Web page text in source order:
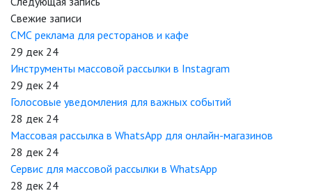
Свежие записи
СМС реклама для ресторанов и кафе
29 дек 24
Инструменты массовой рассылки в Instagram
29 дек 24
Голосовые уведомления для важных событий
28 дек 24
Массовая рассылка в WhatsApp для онлайн-магазинов
28 дек 24
Сервис для массовой рассылки в WhatsApp
28 дек 24